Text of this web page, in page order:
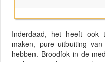
Inderdaad, het heeft
maken, pure uitbuiting
hebben. Broodfok in de